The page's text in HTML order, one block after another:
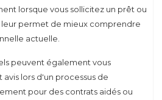
lorsque vous sollicitez un prêt ou
leur permet de mieux comprendre
actuelle.
peuvent également vous
lors d'un processus de
pour des contrats aidés ou